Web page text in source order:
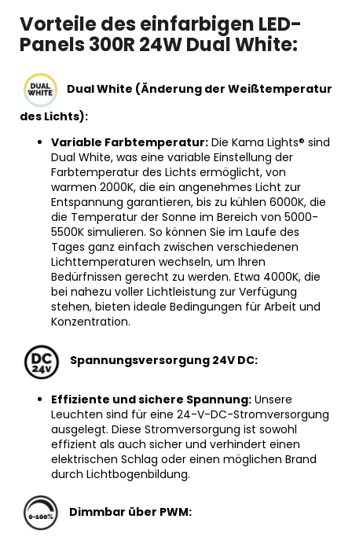
Vorteile des einfarbigen LED-
Panels 300R 24W Dual White:
Dual White (Änderung der Weißtemperatur
des Lichts):
Variable Farbtemperatur: Die Kama Lights® sind
Dual White, was eine variable Einstellung der
Farbtemperatur des Lichts ermöglicht, von
warmen 2000K, die ein angenehmes Licht zur
Entspannung garantieren, bis zu kühlen 6000K, die
die Temperatur der Sonne im Bereich von 5000-
5500K simulieren. So können Sie im Laufe des
Tages ganz einfach zwischen verschiedenen
Lichttemperaturen wechseln, um Ihren
Bedürfnissen gerecht zu werden. Etwa 4000K, die
bei nahezu voller Lichtleistung zur Verfügung
stehen, bieten ideale Bedingungen für Arbeit und
Konzentration.
Spannungsversorgung 24V DC:
Effiziente und sichere Spannung: Unsere
Leuchten sind für eine 24-V-DC-Stromversorgung
ausgelegt. Diese Stromversorgung ist sowohl
effizient als auch sicher und verhindert einen
elektrischen Schlag oder einen möglichen Brand
durch Lichtbogenbildung.
Dimmbar über PWM: